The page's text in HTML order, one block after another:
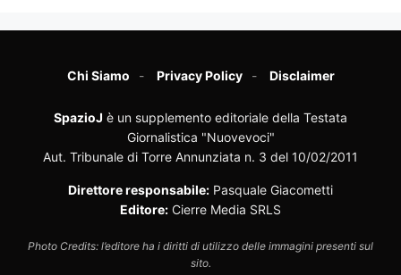
Chi Siamo Privacy Policy Disclaimer
SpazioJ è un supplemento editoriale della Testata
Giornalistica "Nuovevoci"
Aut. Tribunale di Torre Annunziata n. 3 del 10/02/2011
Direttore responsabile: Pasquale Giacometti
Editore: Cierre Media SRLS
Photo Credits: l’editore ha i diritti di utilizzo delle immagini presenti sul
sito.